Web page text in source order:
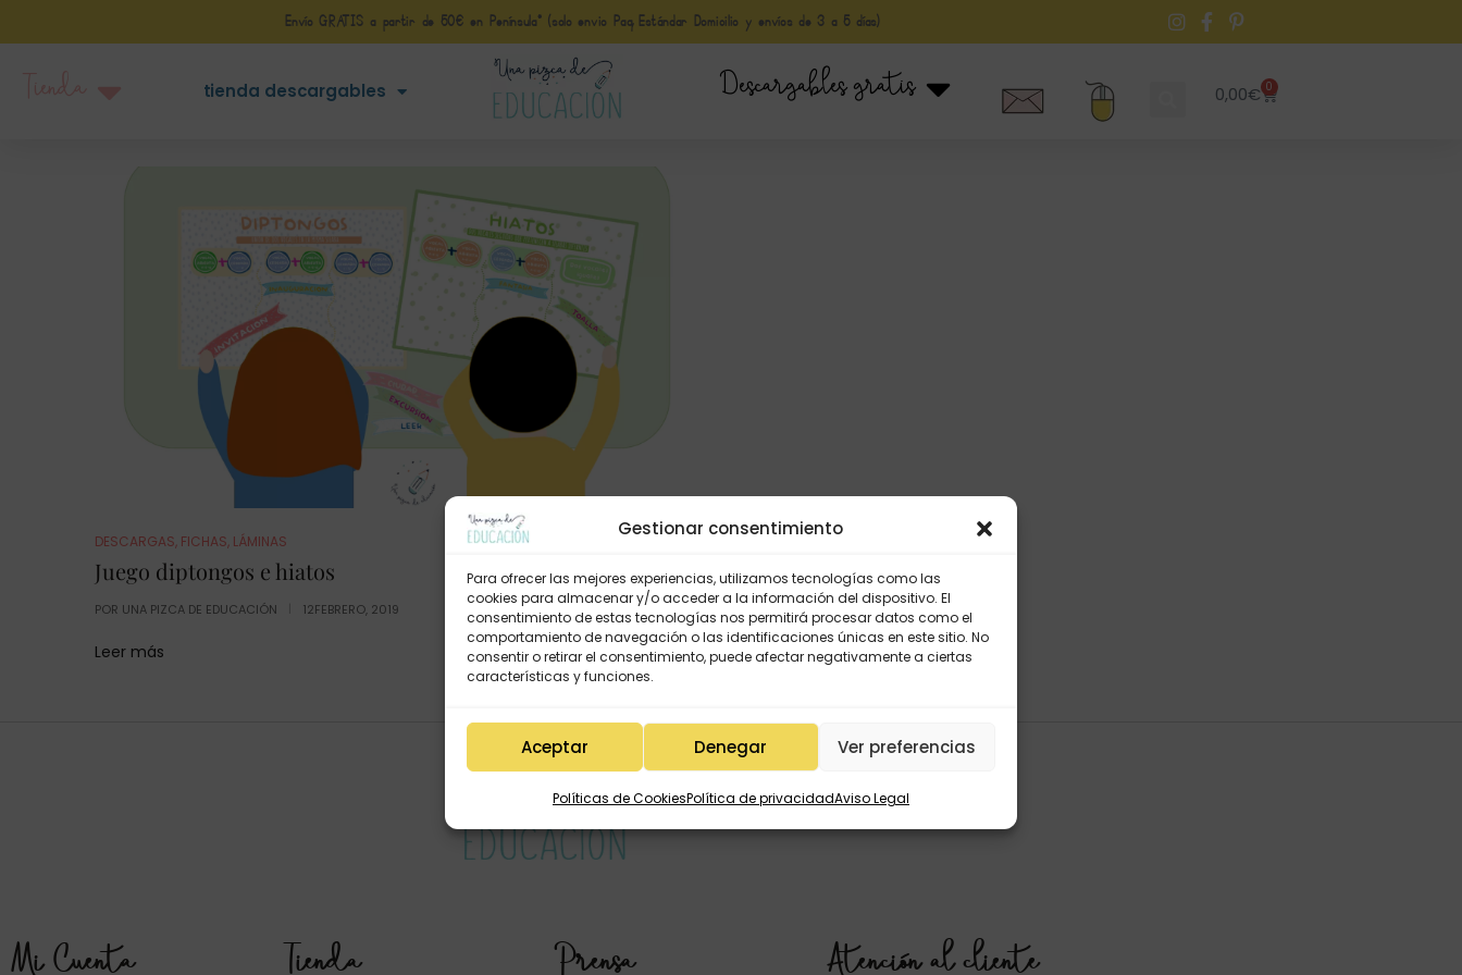
Gestionar consentimiento
Para ofrecer las mejores experiencias, utilizamos tecnologías como las
cookies para almacenar y/o acceder a la información del dispositivo. El
consentimiento de estas tecnologías nos permitirá procesar datos como el
comportamiento de navegación o las identificaciones únicas en este sitio. No
consentir o retirar el consentimiento, puede afectar negativamente a ciertas
características y funciones.
Aceptar Denegar Ver preferencias
Políticas de CookiesPolítica de privacidadAviso Legal
Envío GRATIS a partir de 50€ en Península* (solo envio Paq Estándar Domicilio y envíos de 3 a 5 días)
tienda descargables Descargables gratis 0,00€ 0
DESCARGAS, FICHAS, LÁMINAS
Juego diptongos e hiatos
POR UNA PIZCA DE EDUCACIÓN 12FEBRERO, 2019
Leer más
Mi Cuenta Tienda Prensa Atención al cliente